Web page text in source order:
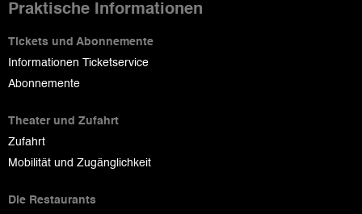
Praktische Informationen
Tickets und Abonnemente
Informationen Ticketservice
Abonnemente
Theater und Zufahrt
Zufahrt
Mobilität und Zugänglichkeit
Die Restaurants